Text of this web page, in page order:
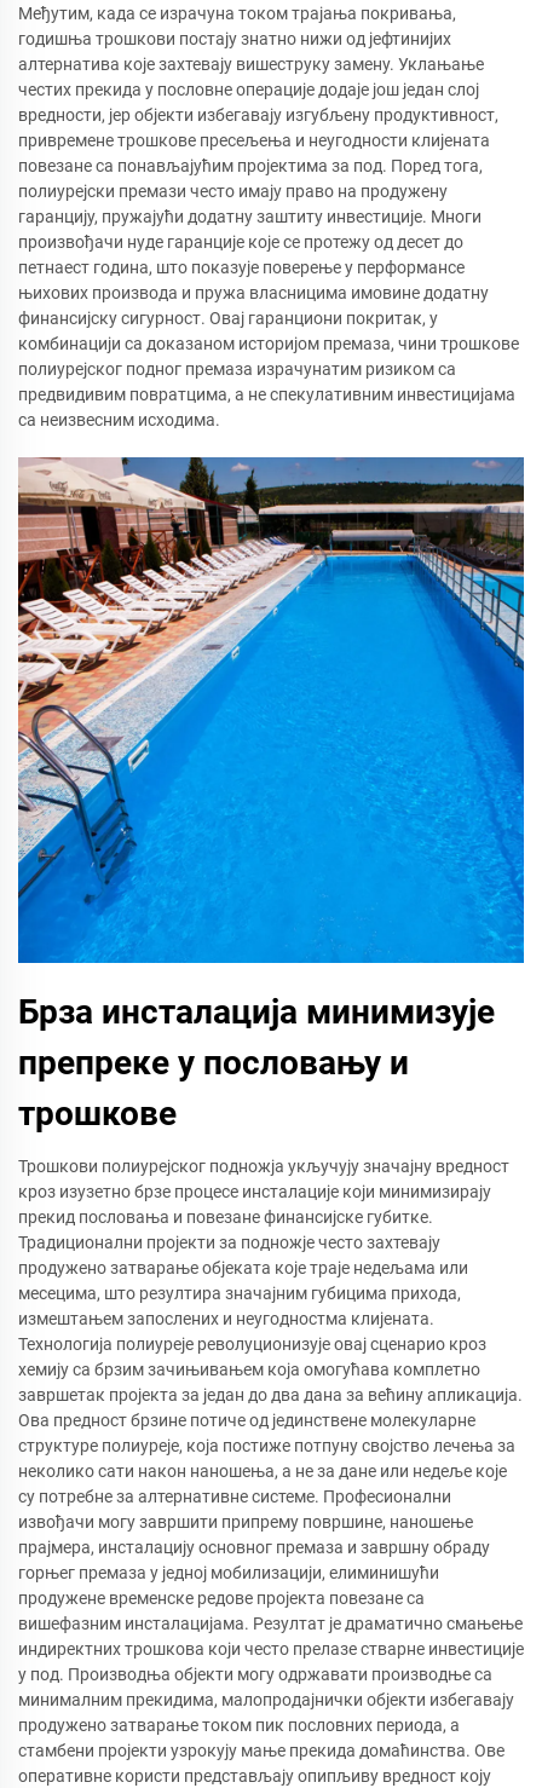
Међутим, када се израчуна током трајања покривања,
годишња трошкови постају знатно нижи од јефтинијих
алтернатива које захтевају вишеструку замену. Уклањање
честих прекида у пословне операције додаје још један слој
вредности, јер објекти избегавају изгубљену продуктивност,
привремене трошкове пресељења и неугодности клијената
повезане са понављајућим пројектима за под. Поред тога,
полиурејски премази често имају право на продужену
гаранцију, пружајући додатну заштиту инвестиције. Многи
произвођачи нуде гаранције које се протежу од десет до
петнаест година, што показује поверење у перформансе
њихових производа и пружа власницима имовине додатну
финансијску сигурност. Овај гаранциони покритак, у
комбинацији са доказаном историјом премаза, чини трошкове
полиурејског подног премаза израчунатим ризиком са
предвидивим повратцима, а не спекулативним инвестицијама
са неизвесним исходима.
Брза инсталација минимизује
препреке у пословању и
трошкове
Трошкови полиурејског подножја укључују значајну вредност
кроз изузетно брзе процесе инсталације који минимизирају
прекид пословања и повезане финансијске губитке.
Традиционални пројекти за подножје често захтевају
продужено затварање објеката које траје недељама или
месецима, што резултира значајним губицима прихода,
измештањем запослених и неугодностма клијената.
Технологија полиуреје револуционизује овај сценарио кроз
хемију са брзим зачињивањем која омогућава комплетно
завршетак пројекта за један до два дана за већину апликација.
Ова предност брзине потиче од јединствене молекуларне
структуре полиуреје, која постиже потпуну својство лечења за
неколико сати након наношења, а не за дане или недеље које
су потребне за алтернативне системе. Професионални
извођачи могу завршити припрему површине, наношење
прајмера, инсталацију основног премаза и завршну обраду
горњег премаза у једној мобилизацији, елиминишући
продужене временске редове пројекта повезане са
вишефазним инсталацијама. Резултат је драматично смањење
индиректних трошкова који често прелазе стварне инвестиције
у под. Производња објекти могу одржавати производње са
минималним прекидима, малопродајнички објекти избегавају
продужено затварање током пик пословних периода, а
стамбени пројекти узрокују мање прекида домаћинства. Ове
оперативне користи представљају опипљиву вредност коју